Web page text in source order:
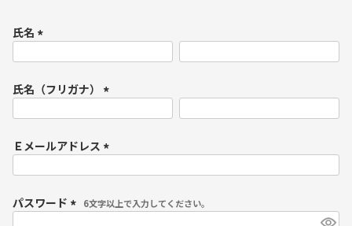
氏名
須
)
氏名（フリガナ）
須
)
Ｅメールアドレス
須
)
パスワード